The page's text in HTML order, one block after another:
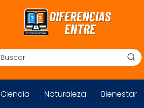
Ciencia Naturaleza Bienestar